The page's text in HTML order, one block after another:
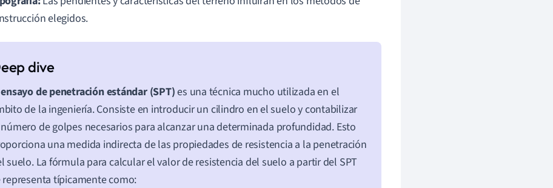
elegidos.
ensayo de penetración estándar (SPT)es una técnica mucho utilizada en el
de la ingeniería. Consiste en introducir un cilindro en el suelo y contabilizar
de golpes necesarios para alcanzar una determinada profundidad. Esto
una medida indirecta de las propiedades de resistencia a la penetración
suelo. La fórmula para calcular el valor de resistencia del suelo a partir del SPT
representa típicamente como: